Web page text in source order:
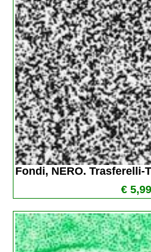
Fondi, NERO. Trasferelli-
€ 5,99